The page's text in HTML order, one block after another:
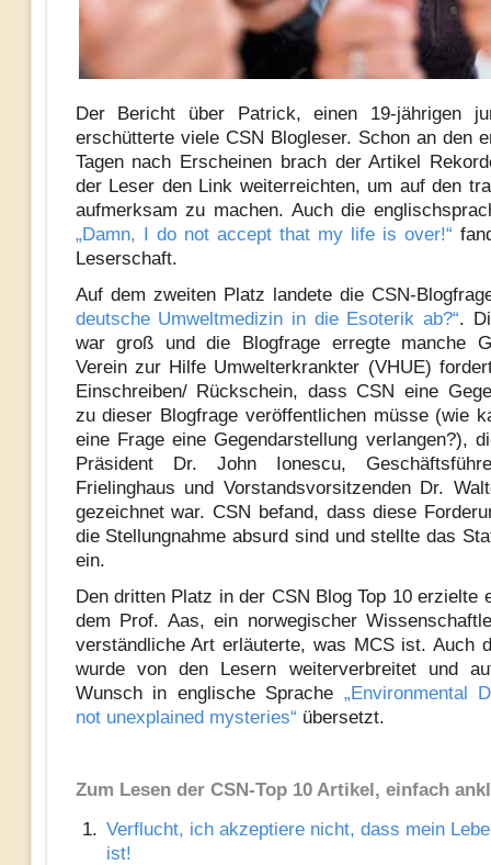
Der Bericht über Patrick, einen 19-jährigen
erschütterte viele CSN Blogleser. Schon an den
Tagen nach Erscheinen brach der Artikel
der Leser den Link weiterreichten, um auf den
aufmerksam zu machen. Auch die
„Damn, I do not accept that my life is over!“
Leserschaft.
Auf dem zweiten Platz landete die CSN-
deutsche Umweltmedizin in die Esoterik ab?“.
war groß und die Blogfrage erregte manche
Verein zur Hilfe Umwelterkrankter (VHUE)
Einschreiben/ Rückschein, dass CSN eine
zu dieser Blogfrage veröffentlichen müsse (wie
eine Frage eine Gegendarstellung verlangen?),
Präsident Dr. John Ionescu,
Frielinghaus und Vorstandsvorsitzenden Dr.
gezeichnet war. CSN befand, dass diese
die Stellungnahme absurd sind und stellte das
ein.
Den dritten Platz in der CSN Blog Top 10 erzielte
dem Prof. Aas, ein norwegischer
verständliche Art erläuterte, was MCS ist. Auch
wurde von den Lesern weiterverbreitet und
Wunsch in englische Sprache „Environmental
not unexplained mysteries“ übersetzt.
Zum Lesen der CSN-Top 10 Artikel, einfach
Verflucht, ich akzeptiere nicht, dass mein
ist!